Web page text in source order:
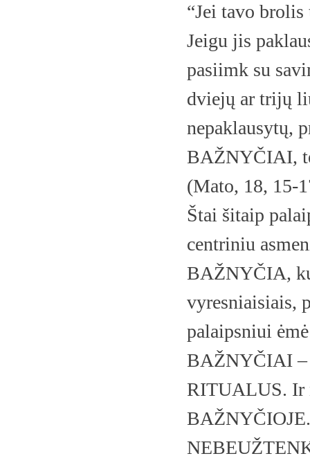
“Jei tavo
Jeigu jis
pasiimk su
dviejų ar trijų
nepaklausytų,
BAŽNYČIAI,
(Mato, 18, 15-
Štai šitaip
centriniu
BAŽNYČIA,
vyresniaisiais,
palaipsniui
BAŽNYČIAI
RITUALUS. Ir